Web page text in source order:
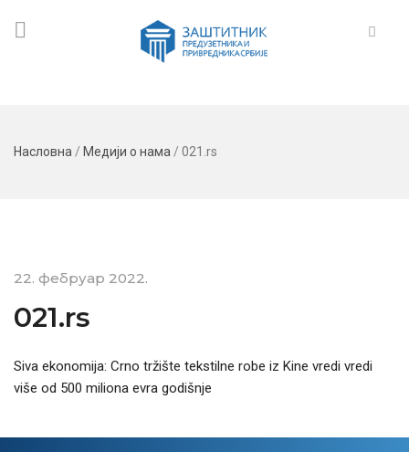
Насловна / Медији о нама / 021.rs
22. фебруар 2022.
021.rs
Siva ekonomija: Crno tržište tekstilne robe iz Kine vredi vredi
više od 500 miliona evra godišnje